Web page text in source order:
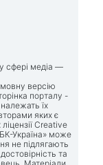
у сфері медіа —
версію
порталу -
їх
яких є
Creative
Україна» може
не підлягають
та